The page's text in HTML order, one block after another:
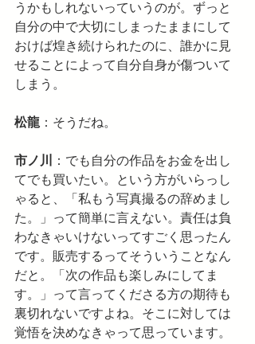
うかもしれないっていうのが。ずっと
自分の中で大切にしまったままにして
おけば煌き続けられたのに、誰かに見
せることによって自分自身が傷ついて
しまう。
松龍 ：そうだね。
市ノ川
：でも自分の作品をお金を出し
てでも買いたい。という方がいらっし
ゃると、「私もう写真撮るの辞めまし
た。」って簡単に言えない。責任は負
わなきゃいけないってすごく思ったん
です。販売するってそういうことなん
だと。「次の作品も楽しみにしてま
す。」って言ってくださる方の期待も
裏切れないですよね。そこに対しては
覚悟を決めなきゃって思っています。